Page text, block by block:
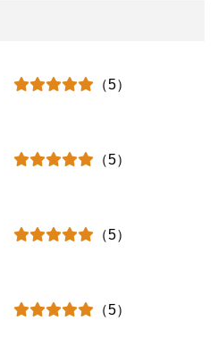
（5）
（5）
（5）
（5）